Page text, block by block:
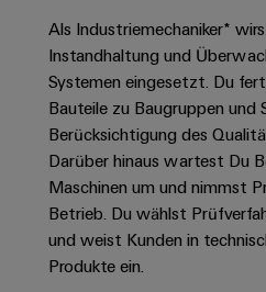
Gebäudeinfrastruktur
Lösungen
die
spezifischen
Anforderungen
in
der
Gebäudeinfrastruktur
Gerätehersteller
Innovative
Smart
Metering
Weidmüller
Configurator
Workplace
Solutions
Koppelrelais
&
Halbleiterrelais
Trennverstärker
und
Messumformer
Stromversorgungen
PCB
Connector
Services
Akkreditiertes
Labor
Support
Technischer
Preisliste
Kataloganforderung
Management
Informationen
und
Zertifikate
Presse
Schüler
Ausbildung
Duales
Studium
Schülerpraktika
Erfolgreiche
Karrierewege
Als Industriemechaniker*
Instandhaltung und
Systemen eingesetzt. Du
Bauteile zu Baugruppen und
Berücksichtigung des
Darüber hinaus wartest Du
Maschinen um und nimmst
Betrieb. Du wählst
und weist Kunden in
Produkte ein.